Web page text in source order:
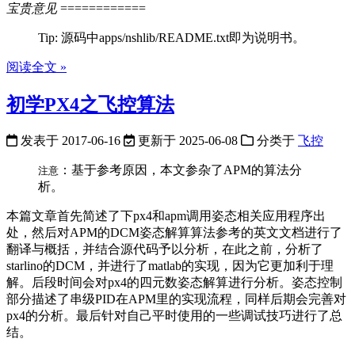
宝贵意见============
Tip: 源码中apps/nshlib/README.txt即为说明书。
阅读全文 »
初学PX4之飞控算法
发表于 2017-06-16 更新于 2025-06-08 分类于 飞控
注意 ：基于参考原因，本文参杂了APM的算法分
析。
本篇文章首先简述了下px4和apm调用姿态相关应用程序出
处，然后对APM的DCM姿态解算算法参考的英文文档进行了
翻译与概括，并结合源代码予以分析，在此之前，分析了
starlino的DCM，并进行了matlab的实现，因为它更加利于理
解。后段时间会对px4的四元数姿态解算进行分析。姿态控制
部分描述了串级PID在APM里的实现流程，同样后期会完善对
px4的分析。最后针对自己平时使用的一些调试技巧进行了总
结。